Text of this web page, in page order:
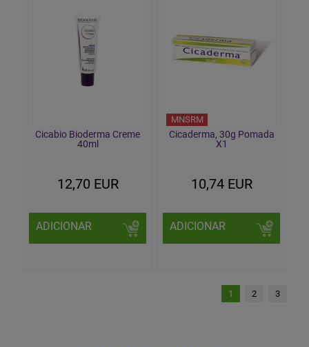
Cicabio Bioderma Creme
40ml
12,70 EUR
ADICIONAR
MNSRM
Cicaderma, 30g Pomada
X1
10,74 EUR
ADICIONAR
1 2 3